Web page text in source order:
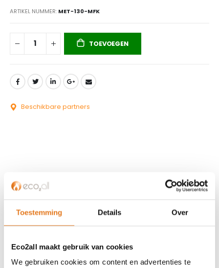
Toestemming Details Over
Eco2all maakt gebruik van cookies
We gebruiken cookies om content en advertenties te
ARTIKEL NUMMER MET-130-MFK
TOEVOEGEN
Beschikbare partners
Partner worden?
Over ons
Algemene voorwaarden
ISDE-subsidie